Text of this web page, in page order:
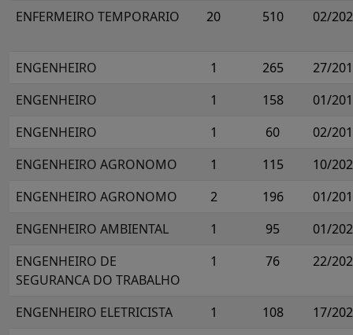
ENFERMEIRO TEMPORARIO
20 510 02/
ENGENHEIRO 1 265
27/
ENGENHEIRO
1 158
01/
ENGENHEIRO
1 60
02/
ENGENHEIRO AGRONOMO
1 115
10/
ENGENHEIRO AGRONOMO
2 196
01/
ENGENHEIRO AMBIENTAL
1 95
01/
ENGENHEIRO DE
SEGURANCA DO TRABALHO
1 76 22/
ENGENHEIRO ELETRICISTA 1 108
17/